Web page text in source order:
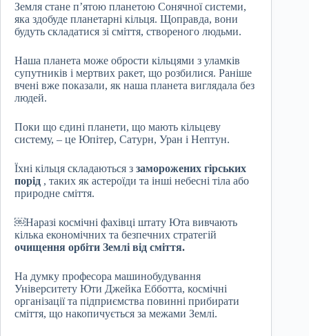
Земля стане п’ятою планетою Сонячної системи,
яка здобуде планетарні кільця. Щоправда, вони
будуть складатися зі сміття, створеного людьми.
Наша планета може обрости кільцями з уламків
супутників і мертвих ракет, що розбилися. Раніше
вчені вже показали, як наша планета виглядала без
людей.
Поки що єдині планети, що мають кільцеву
систему, – це Юпітер, Сатурн, Уран і Нептун.
Їхні кільця складаються з заморожених гірських
порід , таких як астероїди та інші небесні тіла або
природне сміття.
￼Наразі космічні фахівці штату Юта вивчають
кілька економічних та безпечних стратегій
очищення орбіти Землі від сміття.
На думку професора машинобудування
Університету Юти Джейка Ебботта, космічні
організації та підприємства повинні прибирати
сміття, що накопичується за межами Землі.